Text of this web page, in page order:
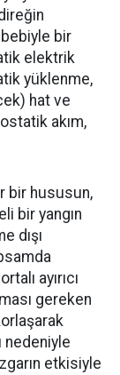
bir
elektrik
yüklenme,
hat ve
akım,
bir hususun,
bir yangın
dışı
ayırıcı
gereken
nedeniyle
etkisiyle